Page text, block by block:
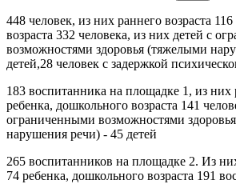
448 человек, из них раннего возраста
возраста 332 человека, из них детей с
возможностями здоровья (тяжелыми
детей,28 человек с задержкой
183 воспитанника на площадке 1, из них
ребенка, дошкольного возраста 141
ограниченными возможностями
нарушения речи) - 45 детей
265 воспитанников на площадке 2. Из
74 ребенка, дошкольного возраста 191